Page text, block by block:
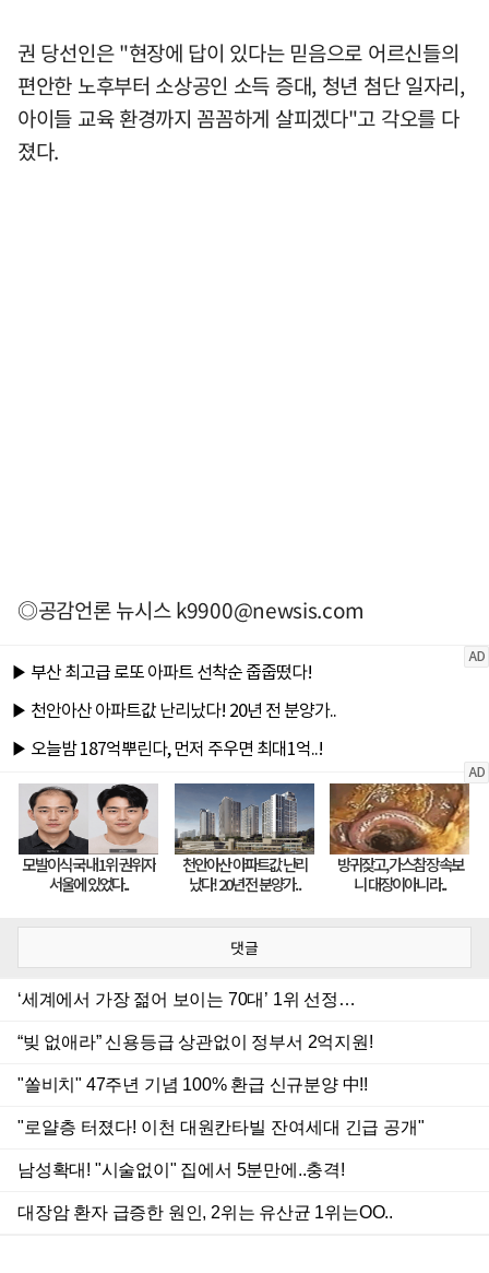
권 당선인은 "현장에 답이 있다는 믿음으로 어르신들의
편안한 노후부터 소상공인 소득 증대, 청년 첨단 일자리,
아이들 교육 환경까지 꼼꼼하게 살피겠다"고 각오를 다
졌다.
◎공감언론 뉴시스k9900@newsis.com
댓글